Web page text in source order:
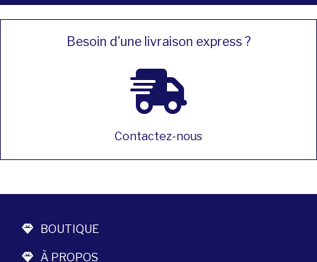
Besoin d'une livraison express ?
Contactez-nous
BOUTIQUE
À PROPOS